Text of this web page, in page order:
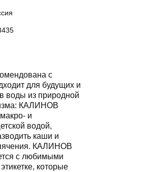
с
КАЛИНОВ
каши и
КАЛИНОВ